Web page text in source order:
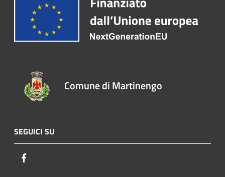
Comune di Martinengo
SEGUICI SU